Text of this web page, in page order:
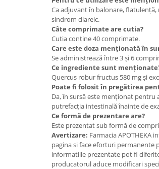
Ca adjuvant în balonare,
sindrom diareic.
Câte comprimate are cutia?
Cutia conține 40 comprimate.
Care este doza menționată în
Se administrează între 3 și 6
Ce ingrediente sunt
Quercus robur fructus 580 mg și
Poate fi folosit în pregătirea
Da, în sursă este menționat
putrefacția intestinală înainte de
Ce formă de prezentare are?
Este prezentat sub formă de
Avertizare: Farmacia APOTHEKA
pagina si face eforturi permanente
informatiile prezentate pot fi
producatorul aduce modificari